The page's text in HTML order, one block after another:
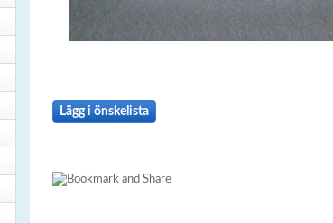
Lägg i önskelista